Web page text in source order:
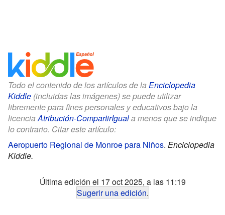
Todo el contenido de los artículos de la Enciclopedia
Kiddle (incluidas las imágenes) se puede utilizar
libremente para fines personales y educativos bajo la
licencia Atribución-CompartirIguala menos que se indique
lo contrario. Citar este artículo:
Aeropuerto Regional de Monroe para Niños. Enciclopedia
Kiddle.
Última edición el 17 oct 2025, a las 11:19
Sugerir una edición.